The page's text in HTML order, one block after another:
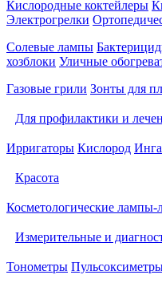
Кислородные коктейлеры
Электрогрелки
Солевые лампы
хозблоки Уличные
Газовые грили Зонты для
Для профилактики и
Ирригаторы Кислород
Красота
Косметологические
Измерительные и
Тонометры